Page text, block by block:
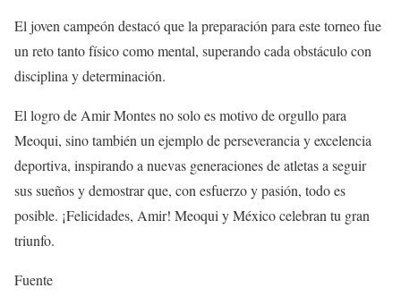
El joven campeón destacó que la preparación para este torneo fue
un reto tanto físico como mental, superando cada obstáculo con
disciplina y determinación.
El logro de Amir Montes no solo es motivo de orgullo para
Meoqui, sino también un ejemplo de perseverancia y excelencia
deportiva, inspirando a nuevas generaciones de atletas a seguir
sus sueños y demostrar que, con esfuerzo y pasión, todo es
posible. ¡Felicidades, Amir! Meoqui y México celebran tu gran
triunfo.
Fuente